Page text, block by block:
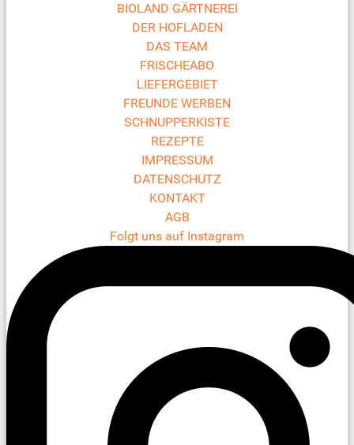
BIOLAND GÄRTNEREI
DER HOFLADEN
DAS TEAM
FRISCHEABO
LIEFERGEBIET
FREUNDE WERBEN
SCHNUPPERKISTE
REZEPTE
IMPRESSUM
DATENSCHUTZ
KONTAKT
AGB
Folgt uns auf Instagram